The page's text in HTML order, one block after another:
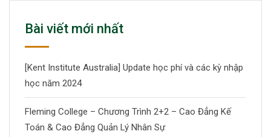
Bài viết mới nhất
[Kent Institute Australia] Update học phí và các kỳ nhập
học năm 2024
Fleming College – Chương Trình 2+2 – Cao Đẳng Kế
Toán & Cao Đẳng Quản Lý Nhân Sự